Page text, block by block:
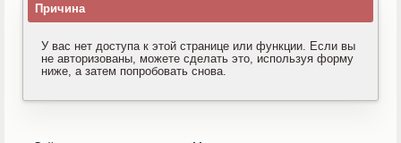
Причина
У вас нет доступа к этой странице или функции. Если вы
не авторизованы, можете сделать это, используя форму
ниже, а затем попробовать снова.